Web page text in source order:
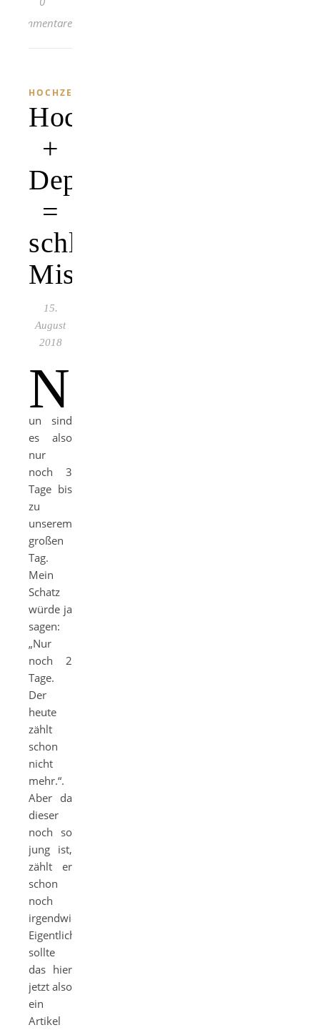
Kommentare
HOCHZEIT
Hochzeit
+
Depression
=
schlechte
Mischung
15.
August
2018
N
un sind
es also
nur
noch 3
Tage bis
zu
unserem
großen
Tag.
Mein
Schatz
würde ja
sagen:
„Nur
noch 2
Tage.
Der
heute
zählt
schon
nicht
mehr.“.
Aber da
dieser
noch so
jung ist,
zählt er
schon
noch
irgendwie.
Eigentlich
sollte
das hier
jetzt also
ein
Artikel